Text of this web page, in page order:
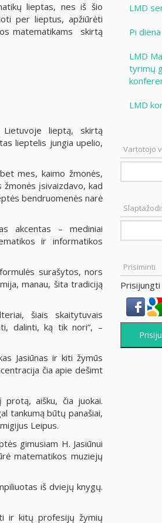
lieptas, nes iš šio
per lieptus, apžiūrėti
matematikams skirtą
lieptą, skirtą
lieptelis jungia upelio,
mes, kaimo žmonės,
įsivaizdavo, kad
bendruomenės narė
akcentas – mediniai
ir informatikos
surašytos, nors
manau, šita tradiciją
šiais skaitytuvais
dalinti, ką tik nori“, –
Jasiūnas ir kiti žymūs
čia apie dešimt
aišku, čia juokai.
tankumą būtų panašiai,
Leipus.
gimusiam H. Jasiūnui
matematikos muziejų
iš dviejų knygų.
ir kitų profesijų žymių
LMD
Pi diena
LMD
tyrimų
LMD
Vartotojo
Prisiminti
Prisijungti